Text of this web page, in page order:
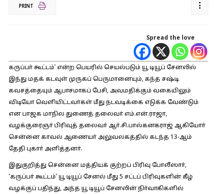
PRINT
Spread the love
கருப்பா் கூட்டம்’ என்ற பெயரில் செயல்படும் யூ டியூப் சேனலில்
இந்து மதக் கடவுள் முருகப் பெருமானையும், கந்த சஷ்டி
கவசத்தையும் ஆபாசமாகப் பேசி, அவமதிக்கும் வகையிலும்
விடியோ வெளியிட்டவா்கள் மீது நடவடிக்கை எடுக்க வேண்டும்
என பாஜக மாநில துணைத் தலைவா் எம்.என்.ராஜா,
வழக்குரைஞா் பிரிவுத் தலைவா் ஆா்.சி.பால்கனகராஜ் ஆகியோா்
சென்னை காவல் ஆணையா் அலுவலகத்தில் கடந்த 13-ஆம்
தேதி புகாா் அளித்தனா்.
இதுகுறித்து சென்னை மத்தியக் குற்றப் பிரிவு போலீஸாா்,
‘கருப்பா் கூட்டம்’ யூ டியூப் சேனல் மீது 5 சட்டப் பிரிவுகளின் கீழ்
வழக்குப் பதிந்து, அந்த யூ டியூப் சேனலின் நிா்வாகிகளில்